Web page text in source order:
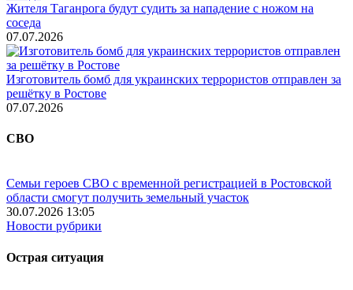
Жителя Таганрога будут судить за нападение с ножом на
соседа
07.07.2026
Изготовитель бомб для украинских террористов отправлен за
решётку в Ростове
07.07.2026
СВО
Семьи героев СВО с временной регистрацией в Ростовской
области смогут получить земельный участок
30.07.2026 13:05
Новости рубрики
Острая ситуация